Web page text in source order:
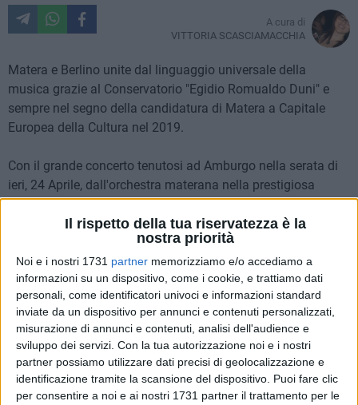
Il rispetto della tua riservatezza è la
nostra priorità
Noi e i nostri 1731 partner memorizziamo e/o accediamo a
informazioni su un dispositivo, come i cookie, e trattiamo dati
personali, come identificatori univoci e informazioni standard
inviate da un dispositivo per annunci e contenuti personalizzati,
misurazione di annunci e contenuti, analisi dell'audience e
sviluppo dei servizi. Con la tua autorizzazione noi e i nostri
partner possiamo utilizzare dati precisi di geolocalizzazione e
identificazione tramite la scansione del dispositivo. Puoi fare clic
per consentire a noi e ai nostri 1731 partner il trattamento per le
A cura di
VITTORIA SCASCIAMACCHIA
Matera e Berlino unite dal linguaggio universale della
musica grazie al Conservatorio "Egidio Romualdo Duni" e
sempre nel segno della candidatura di Matera a Capitale
Europea della Cultura nel 2019.
Con il grande concerto tenutosi ad Amburgo nella serata di
ieri, 24 Aprile, dall'orchestra materana nella prestigiosa
Laesiszhalle, è iniziato il lungo fine settimana che vedrà
protagonista Matera 2019 in Germania.
Inaugurata nel 1908, la Laesiszhalle è la più grande e la più
moderna sala da concerti della Germania. Durante i suoi
oltre cento anni di vita i più grandi nomi della musica
internazionale hanno solcato il suo palcoscenico, da Maria
Callas a Anna Netrebko, da Vladimir Horowitz a Lang Lang,
da Ella Fitzgerald a Shirley Bassey. Laeiszhalle è la sede
delle orchestre professionali di Amburgo come la Hamburg
Philharmonic Orchestra, la NDR Symphony Orchestra, e la